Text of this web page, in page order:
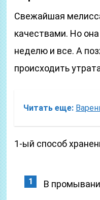
Свежайшая
качествами. Но
неделю и все. А
происходить
Читать еще:
1-ый способ
В